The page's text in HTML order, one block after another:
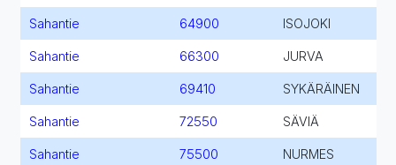
Sahantie 64900 ISOJOKI
Sahantie 66300 JURVA
Sahantie 69410 SYKÄRÄINEN
Sahantie 72550 SÄVIÄ
Sahantie 75500 NURMES